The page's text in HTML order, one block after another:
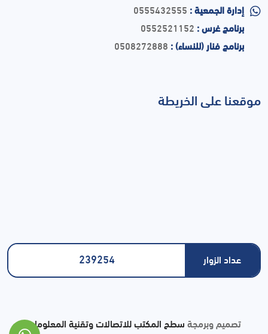
إدارة الجمعية : 0555432555
برنامج غرس : 0552521152
برنامج فنار (للنساء) : 0508272888
موقعنا على الخريطة
عداد الزوار 239254
تصميم وبرمجةسطح المكتب للاتصالات وتقنية المعلومات